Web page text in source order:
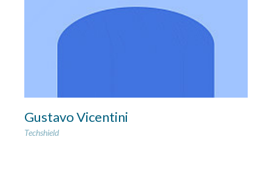
Gustavo Vicentini
Techshield